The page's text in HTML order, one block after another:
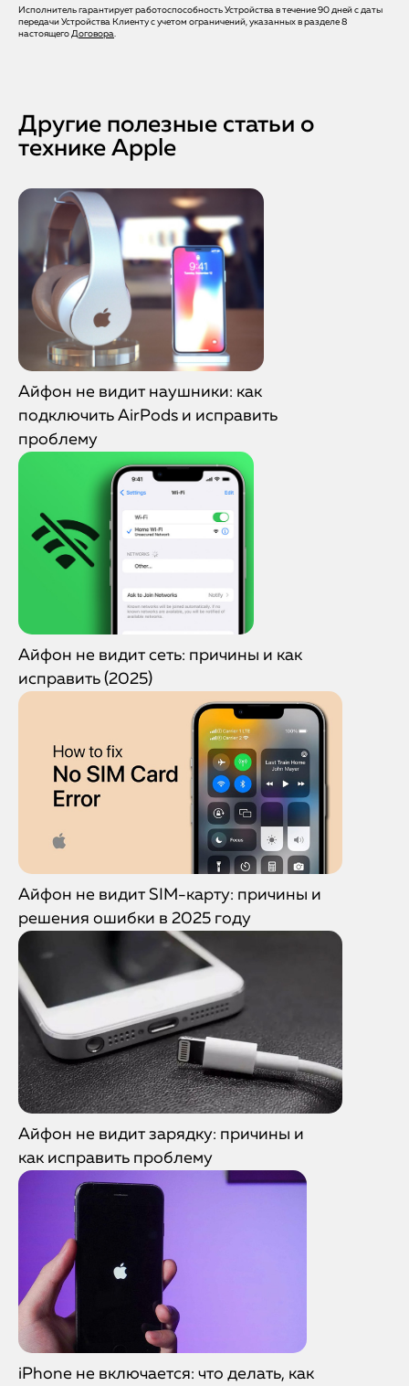
Да, мы предоставляем официальную гарантию на
установленные детали и выполненные работы. В случае
Исполнитель гарантирует работоспособность Устройства в течение 90 дней с даты
передачи Устройства Клиенту с учетом ограничений, указанных в разделе 8
настоящего Договора.
Другие полезные статьи о
технике Apple
Айфон не видит наушники: как
подключить AirPods и исправить
проблему
Айфон не видит сеть: причины и как
исправить (2025)
Айфон не видит SIM-карту: причины и
решения ошибки в 2025 году
Айфон не видит зарядку: причины и
как исправить проблему
iPhone не включается: что делать, как